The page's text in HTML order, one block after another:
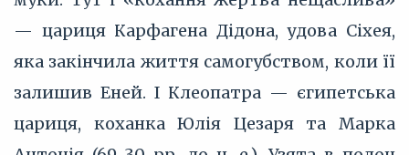
— цариця Карфагена Дідона, удова Сіхея,
яка закінчила життя самогубством, коли її
залишив Еней. І Клеопатра — єгипетська
цариця, коханка Юлія Цезаря та Марка